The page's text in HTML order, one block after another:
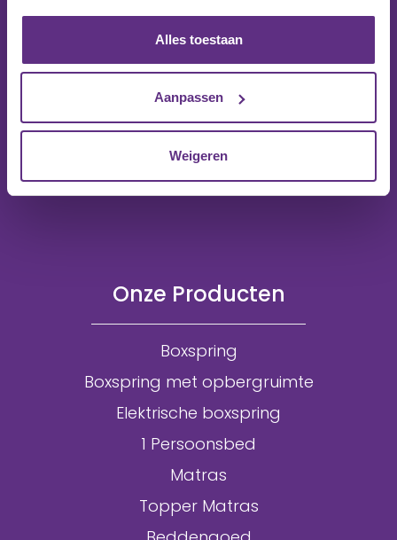
Alles toestaan
Aanpassen
Weigeren
Onze Producten
Boxspring
Boxspring met opbergruimte
Elektrische boxspring
1 Persoonsbed
Matras
Topper Matras